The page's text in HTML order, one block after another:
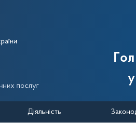
Державної
послуг
Діяльність